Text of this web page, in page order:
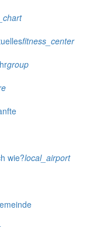
fitness_center
group
wie?local_airport